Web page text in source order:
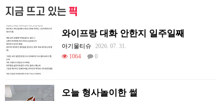
지금 뜨고 있는 픽
와이프랑 대화 안한지 일주일째
아기물티슈
2026. 07. 31.
1064
0
오늘 형사놀이한 썰